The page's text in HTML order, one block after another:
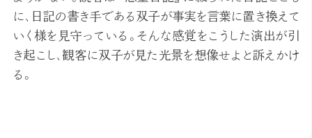
に、日記の書き手である双子が事実を言葉に置き換えて
いく様を見守っている。そんな感覚をこうした演出が引
き起こし、観客に双子が見た光景を想像せよと訴えかけ
る。